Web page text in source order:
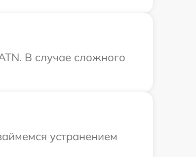
В случае сложного
устранением